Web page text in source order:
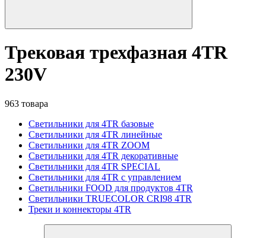
Трековая трехфазная 4TR
230V
963 товара
Светильники для 4TR базовые
Светильники для 4TR линейные
Светильники для 4TR ZOOM
Светильники для 4TR декоративные
Светильники для 4TR SPECIAL
Светильники для 4TR с управлением
Светильники FOOD для продуктов 4TR
Светильники TRUECOLOR CRI98 4TR
Треки и коннекторы 4TR